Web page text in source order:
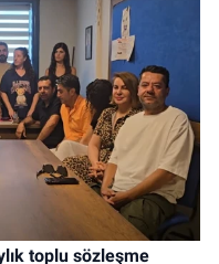
toplu sözleşme